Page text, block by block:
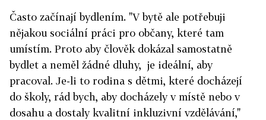
Často začínají bydlením. "V bytě ale potřebuji
nějakou sociální práci pro občany, které tam
umístím. Proto aby člověk dokázal samostatně
bydlet a neměl žádné dluhy, je ideální, aby
pracoval. Je-li to rodina s dětmi, které docházejí
do školy, rád bych, aby docházely v místě nebo v
dosahu a dostaly kvalitní inkluzivní vzdělávání,"